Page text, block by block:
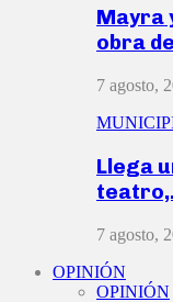
Mayra
obra
7 agosto,
Llega
7 agosto,
OPINIÓN
OPINIÓN